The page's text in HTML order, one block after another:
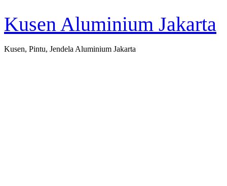
Kusen Aluminium Jakarta
Kusen, Pintu, Jendela Aluminium Jakarta